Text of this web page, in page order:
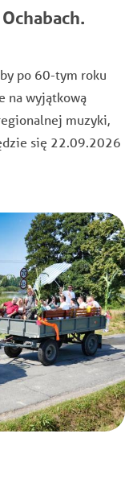
po 60-tym roku
na wyjątkową
muzyki,
się 22.09.2026